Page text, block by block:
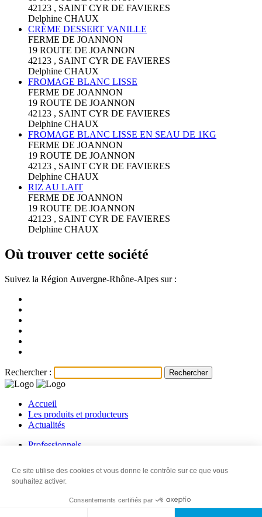
42123 , SAINT CYR DE FAVIERES
Delphine CHAUX
CRÈME DESSERT VANILLE
FERME DE JOANNON
19 ROUTE DE JOANNON
42123 , SAINT CYR DE FAVIERES
Delphine CHAUX
FROMAGE BLANC LISSE
FERME DE JOANNON
19 ROUTE DE JOANNON
42123 , SAINT CYR DE FAVIERES
Delphine CHAUX
FROMAGE BLANC LISSE EN SEAU DE 1KG
FERME DE JOANNON
19 ROUTE DE JOANNON
42123 , SAINT CYR DE FAVIERES
Delphine CHAUX
RIZ AU LAIT
FERME DE JOANNON
19 ROUTE DE JOANNON
42123 , SAINT CYR DE FAVIERES
Delphine CHAUX
Où trouver cette société
Suivez la Région Auvergne-Rhône-Alpes sur :
Rechercher :
Accueil
Les produits et producteurs
Actualités
Professionnels
Les revendeurs
Contact
Ma Région, Ses terroirs -Mentions légales
Politique de confidentialité Plan du site-Made with
Ce site utilise des cookies et vous donne le contrôle sur ce que vous
souhaitez activer.
Consentements certifiés par